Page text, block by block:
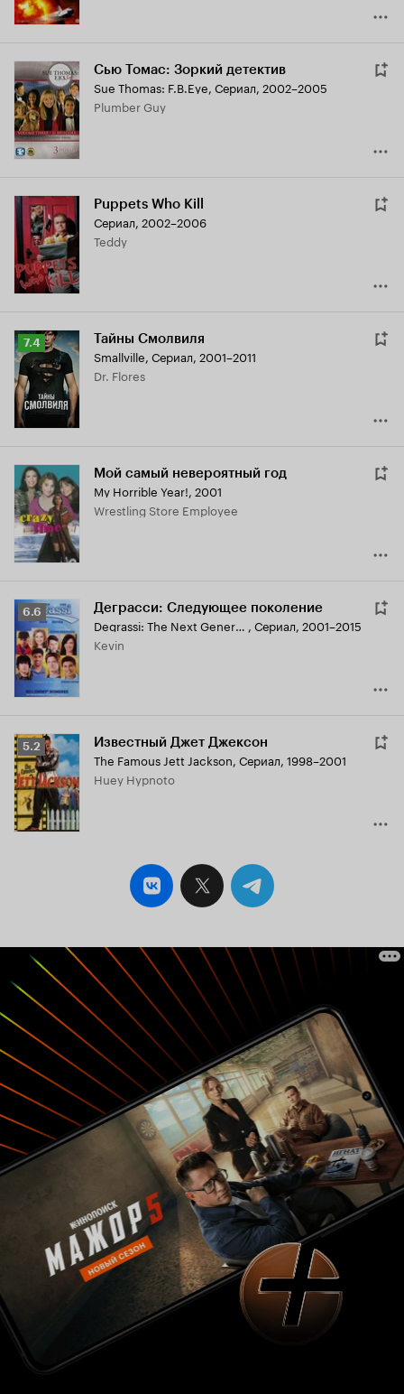
Сью Томас: Зоркий детектив
Sue Thomas: F.B.Eye, Сериал, 2002–2005
Plumber Guy
Puppets Who Kill
Сериал, 2002–2006
Teddy
Рейтинг
Кинопоиска
7.4
7.4 Тайны Смолвиля
Smallville, Сериал, 2001–2011
Dr. Flores
Мой самый невероятный год
My Horrible Year!, 2001
Wrestling Store Employee
Рейтинг
Кинопоиска
6.6
6.6 Деграсси: Следующее поколение
Degrassi: The Next Generation , Сериал, 2001–2015
Kevin
Рейтинг
Кинопоиска
5.2
5.2 Известный Джет Джексон
The Famous Jett Jackson, Сериал, 1998–2001
Huey Hypnoto